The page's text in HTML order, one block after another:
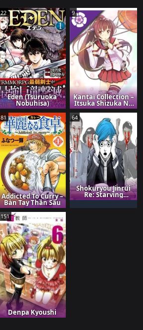
22
Eden (Tsuruoka
Nobuhisa)
9
Kantai Collection –
Itsuka Shizuka Na
Umi De (XXX Inc)
81
Addicted To Curry –
Bàn Tay Thần Sầu
64
Shokuryou Jinrui
Re: Starving
Re:velation
151
Denpa Kyoushi